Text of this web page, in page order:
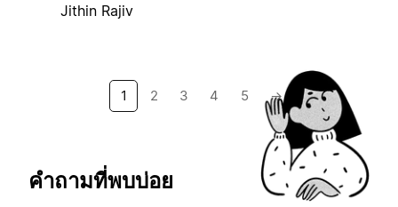
Jithin Rajiv
1 2 3 4 5 →
คำถามที่พบบ่อย